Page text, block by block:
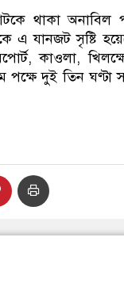
থাকা অনাবিল
এ যানজট সৃষ্টি
কাওলা,
দুই তিন ঘণ্টা